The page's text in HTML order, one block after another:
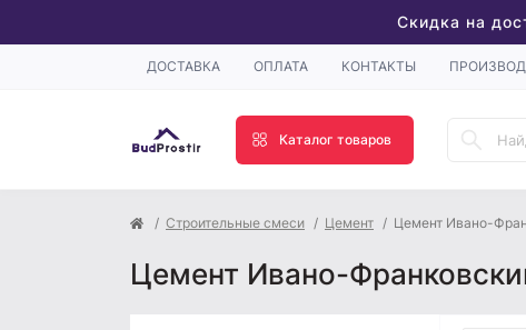
Скидка на
ДОСТАВКА ОПЛАТА КОНТАКТЫ
Каталог товаров
Строительные смеси Цемент Цемент Ивано-
Цемент Ивано-